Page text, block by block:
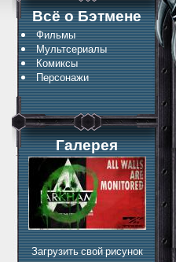
Всё о Бэтмене
Фильмы
Мультсериалы
Комиксы
Персонажи
Галерея
Загрузить свой рисунок